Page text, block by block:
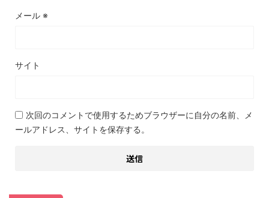
メール ※
サイト
次回のコメントで使用するためブラウザーに自分の名前、メ
ールアドレス、サイトを保存する。